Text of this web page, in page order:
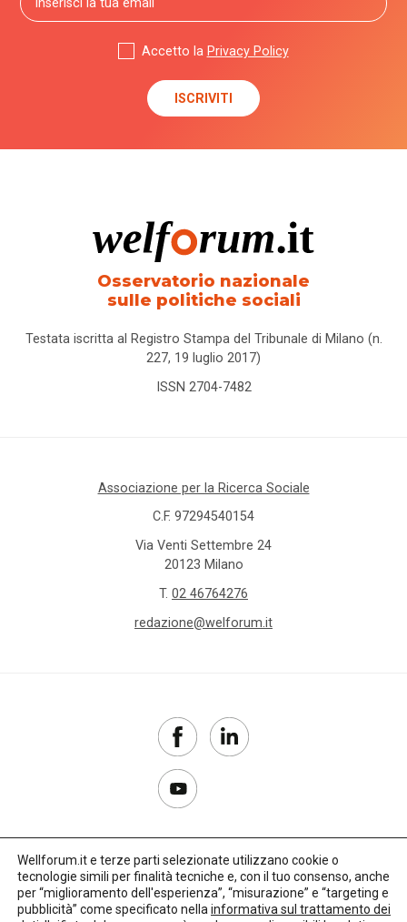
Accetto la Privacy Policy
Osservatorio nazionale
sulle politiche sociali
Testata iscritta al Registro Stampa del Tribunale di Milano (n.
227, 19 luglio 2017)
ISSN 2704-7482
Associazione per la Ricerca Sociale
C.F. 97294540154
Via Venti Settembre 24
20123 Milano
T. 02 46764276
redazione@welforum.it
Copyright 2017–2026
Privacy Policy
Wellforum.it e terze parti selezionate utilizzano cookie o
tecnologie simili per finalità tecniche e, con il tuo consenso, anche
per “miglioramento dell'esperienza”, “misurazione” e “targeting e
pubblicità” come specificato nella informativa sul trattamento dei